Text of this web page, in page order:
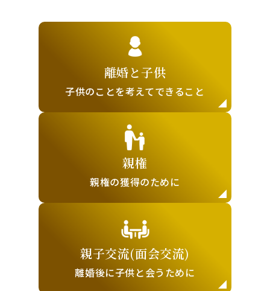
離婚と子供
子供のことを考えてできること
親権
親権の獲得のために
親子交流(面会交流)
離婚後に子供と会うために